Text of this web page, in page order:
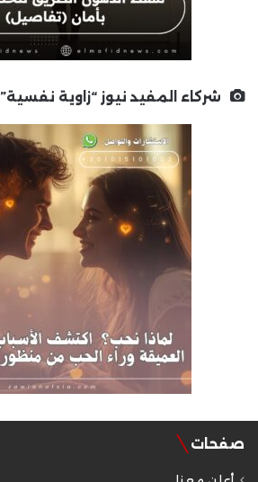
شركاء المفيد نيوز “زاوية نفسية”
صفحات